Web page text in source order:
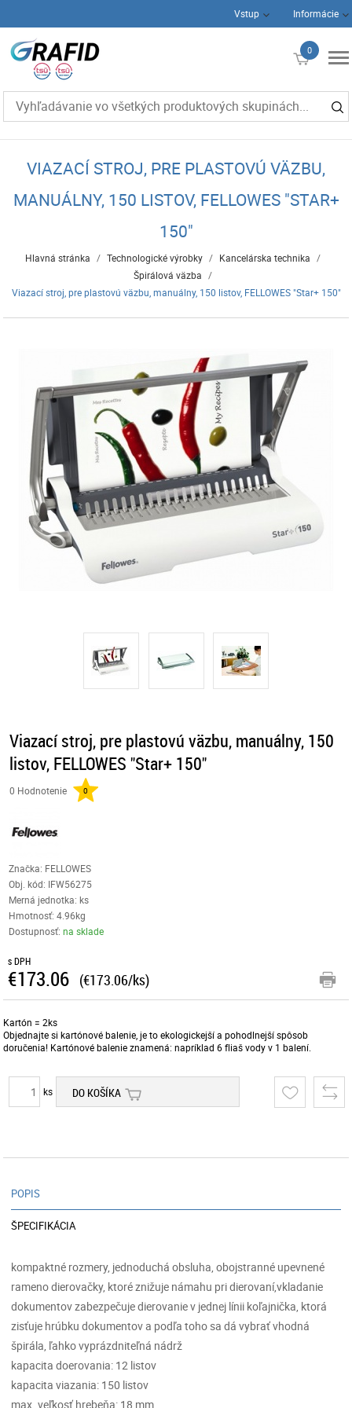
Vstup Informácie
0
€0
VIAZACÍ STROJ, PRE PLASTOVÚ VÄZBU,
MANUÁLNY, 150 LISTOV, FELLOWES "STAR+
150"
Hlavná stránka / Technologické výrobky / Kancelárska technika /
Špirálová väzba /
Viazací stroj, pre plastovú väzbu, manuálny, 150 listov, FELLOWES "Star+ 150"
Viazací stroj, pre plastovú väzbu, manuálny, 150
listov, FELLOWES "Star+ 150"
0 Hodnotenie 0
Značka: FELLOWES
Obj. kód: IFW56275
Merná jednotka: ks
Hmotnosť: 4.96kg
Dostupnosť:na sklade
s DPH
€173.06 (€173.06/ks)
Kartón = 2ks
Objednajte si kartónové balenie, je to ekologickejší a pohodlnejší spôsob
doručenia! Kartónové balenie znamená: napríklad 6 fliaš vody v 1 balení.
ks DO KOŠÍKA
POPIS
ŠPECIFIKÁCIA
kompaktné rozmery, jednoduchá obsluha, obojstranné upevnené
rameno dierovačky, ktoré znižuje námahu pri dierovaní,vkladanie
dokumentov zabezpečuje dierovanie v jednej línii koľajnička, ktorá
zisťuje hrúbku dokumentov a podľa toho sa dá vybrať vhodná
špirála, ľahko vyprázdniteľná nádrž
kapacita doerovania: 12 listov
kapacita viazania: 150 listov
max. veľkosť hrebeňa: 18 mm